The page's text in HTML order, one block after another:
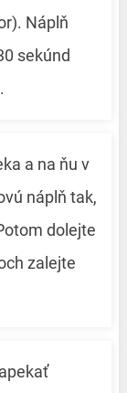
Náplň
sekúnd
a na ňu v
náplň tak,
dolejte
zalejte